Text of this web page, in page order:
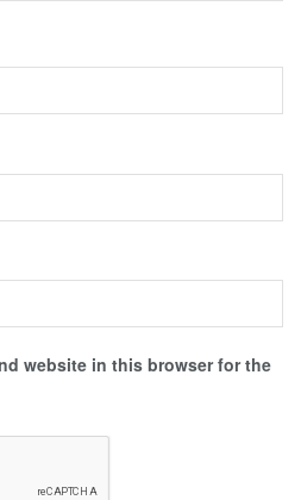
website in this browser for the